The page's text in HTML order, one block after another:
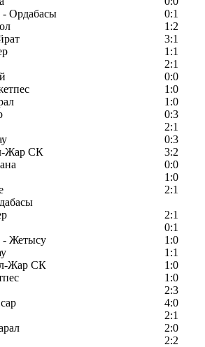
Ордабасы
0:1
1:2
3:1
1:1
2:1
0:0
1:0
1:0
0:3
2:1
0:3
Жар СК
3:2
0:0
1:0
2:1
2:1
0:1
Жетысу
1:0
1:1
Жар СК
1:0
1:0
2:3
4:0
2:1
2:0
2:2